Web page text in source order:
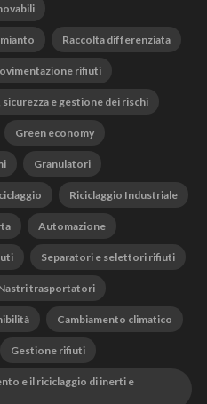
Raccolta differenziata
rifiuti
e gestione dei rischi
Green economy
Granulatori
Riciclaggio Industriale
Automazione
Separatori e selettori rifiuti
trasportatori
Cambiamento climatico
Gestione rifiuti
e il riciclaggio di inerti e